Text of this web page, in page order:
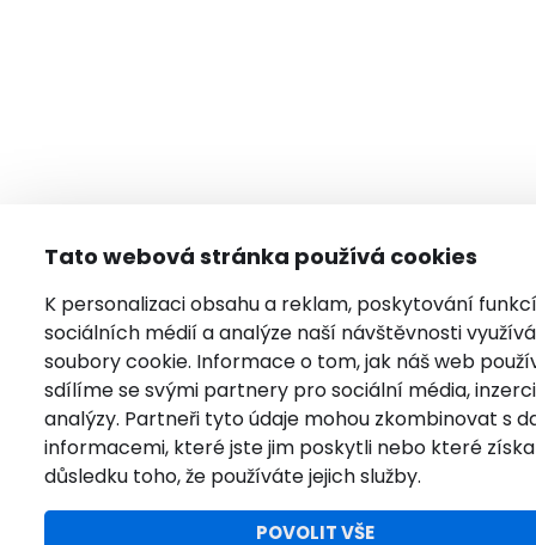
Tato webová stránka používá cookies
K personalizaci obsahu a reklam, poskytování funkcí
sociálních médií a analýze naší návštěvnosti
soubory cookie. Informace o tom, jak náš web
sdílíme se svými partnery pro sociální média,
analýzy. Partneři tyto údaje mohou zkombinovat s
informacemi, které jste jim poskytli nebo které
důsledku toho, že používáte jejich služby.
POVOLIT VŠE